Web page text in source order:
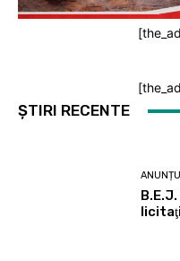
ȘTIRI RECENTE